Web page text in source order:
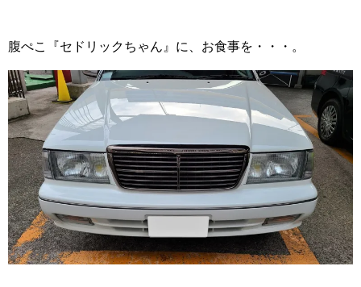
腹ぺこ『セドリックちゃん』に、お食事を・・・。